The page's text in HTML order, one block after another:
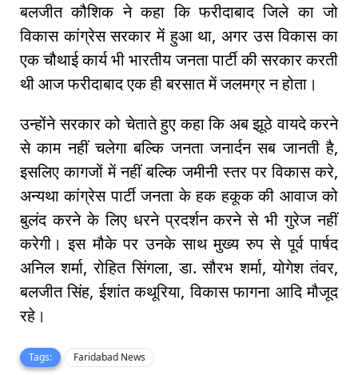
बलजीत कौशिक ने कहा कि फरीदाबाद जिले का जो
विकास कांग्रेस सरकार में हुआ था, अगर उस विकास का
एक चौथाई कार्य भी भारतीय जनता पार्टी की सरकार करती
थी आज फरीदाबाद एक ही बरसात में जलमग्र न होता।
उन्होंने सरकार को चेताते हुए कहा कि अब झूठे वायदे करने
से काम नहीं चलेगा बल्कि जनता जनार्दन सब जानती है,
इसलिए कागजों में नहीं बल्कि जमीनी स्तर पर विकास करे,
अन्यथा कांग्रेस पार्टी जनता के हक हकूक की आवाज को
बुलंद करने के लिए धरने प्रदर्शन करने से भी गुरेज नहीं
करेगी। इस मौके पर उनके साथ मुख्य रुप से पूर्व पार्षद
अनिल शर्मा, रोहित सिंगला, डा. सौरभ शर्मा, योगेश तंवर,
बलजीत सिंह, ईशांत कथूरिया, विकास फागना आदि मौजूद
रहे।
Tags: Faridabad News